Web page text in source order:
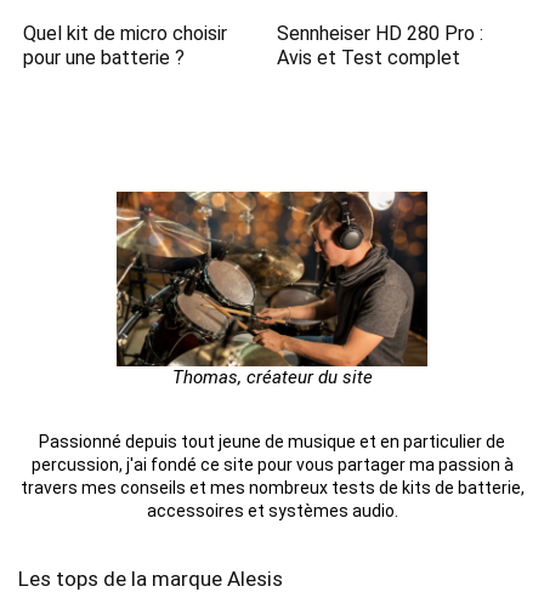
Quel kit de micro choisir
pour une batterie ?
Sennheiser HD 280 Pro :
Avis et Test complet
Thomas, créateur du site
Passionné depuis tout jeune de musique et en particulier de
percussion, j'ai fondé ce site pour vous partager ma passion à
travers mes conseils et mes nombreux tests de kits de batterie,
accessoires et systèmes audio.
Les tops de la marque Alesis